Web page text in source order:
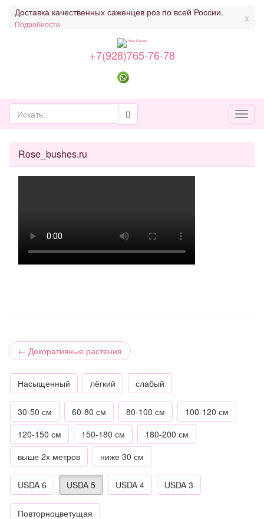
Доставка качественных саженцев роз по всей России.
Подробности
x
+7(928)765-76-78
Rose_bushes.ru
← Декоративные растения
Насыщенный лёгкий слабый
30-50 см 60-80 см 80-100 см
100-120 см
120-150 см
150-180 см
180-200 см
выше 2х метров
ниже 30 см
USDA 6 USDA 5 USDA 4 USDA 3
Повторноцветущая